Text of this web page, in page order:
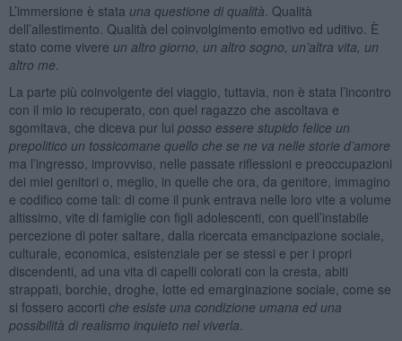
L’immersione è stata una questione di qualità . Qualità
dell’allestimento. Qualità del coinvolgimento emotivo ed uditivo. È
stato come vivere un altro giorno, un altro sogno, un’altra vita, un
altro me
La parte più coinvolgente del viaggio, tuttavia, non è stata l’incontro
con il mio io recuperato, con quel ragazzo che ascoltava e
sgomitava, che diceva pur lui posso essere stupido felice un
prepolitico un tossicomane quello che se ne va nelle storie d’amore
ma l’ingresso, improvviso, nelle passate riflessioni e preoccupazioni
dei miei genitori o, meglio, in quelle che ora, da genitore, immagino
e codifico come tali: di come il punk entrava nelle loro vite a volume
altissimo, vite di famiglie con figli adolescenti, con quell’instabile
percezione di poter saltare, dalla ricercata emancipazione sociale,
culturale, economica, esistenziale per se stessi e per i propri
discendenti, ad una vita di capelli colorati con la cresta, abiti
strappati, borchie, droghe, lotte ed emarginazione sociale, come se
si fossero accorti che esiste una condizione umana ed una
possibilità di realismo inquieto nel viverla